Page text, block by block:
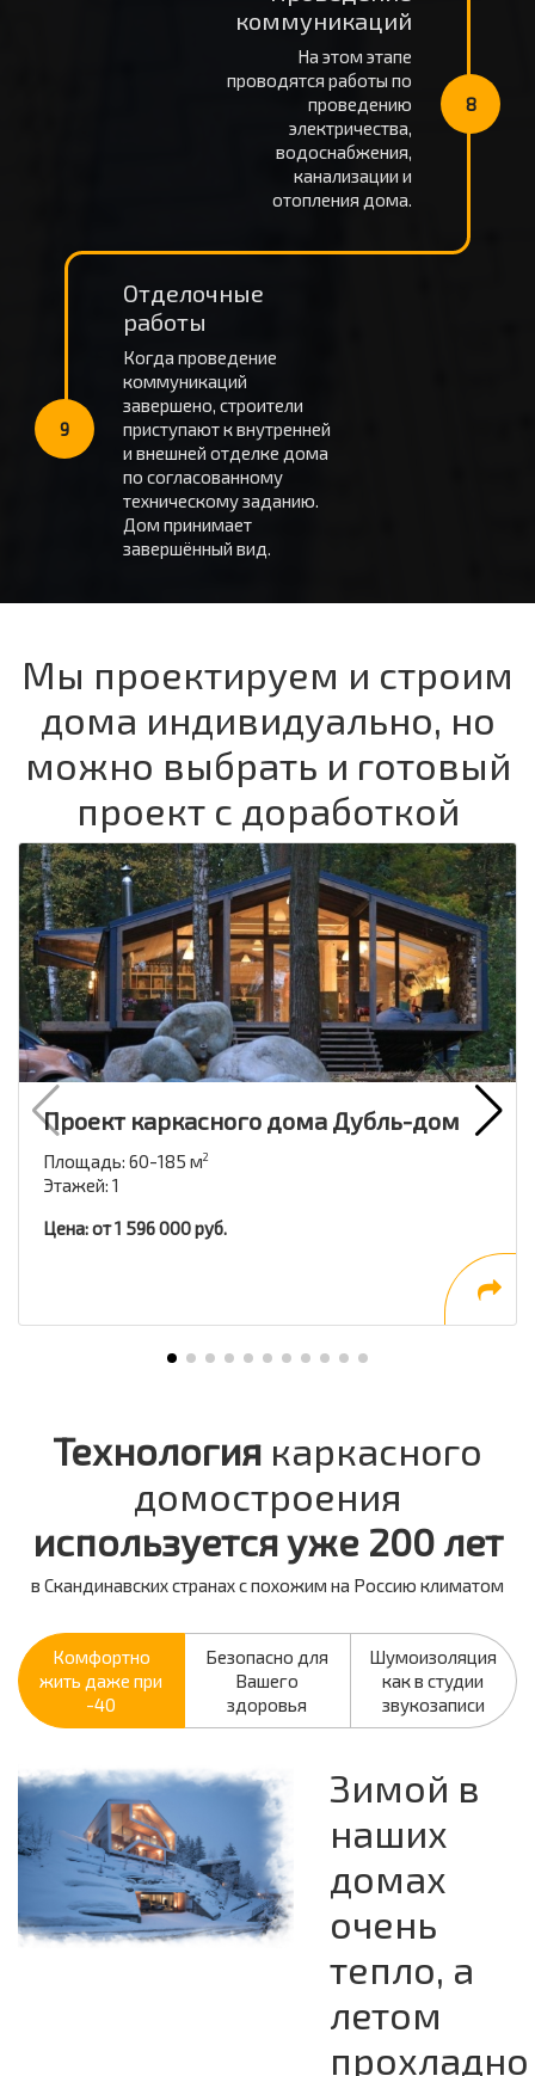
коммуникаций
На этом этапе
проводятся работы по
проведению
электричества,
водоснабжения,
канализации и
отопления дома.
8
9
Отделочные
работы
Когда проведение
коммуникаций
завершено, строители
приступают к внутренней
и внешней отделке дома
по согласованному
техническому заданию.
Дом принимает
завершённый вид.
Мы проектируем и строим
дома индивидуально, но
можно выбрать и готовый
проект с доработкой
Проект каркасного дома Дубль-дом
Площадь: 60-185 м2
Этажей: 1
Цена: от 1 596 000 руб.
Технология каркасного
домостроения
используется уже 200 лет
в Скандинавских странах с похожим на Россию климатом
Комфортно
жить даже при
-40
Безопасно для
Вашего
здоровья
Шумоизоляция
как в студии
звукозаписи
Зимой в
наших
домах
очень
тепло, а
летом
прохладно